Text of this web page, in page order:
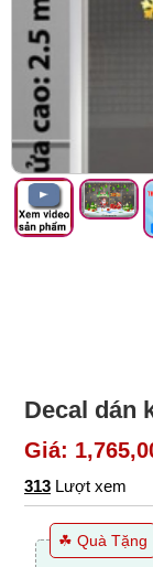
Decal dán
Giá:
313 Lượt xem
☘ Quà Tặng